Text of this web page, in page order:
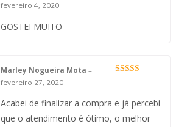
fevereiro 4, 2020
GOSTEI MUITO
Marley Nogueira Mota –
fevereiro 27, 2020
Acabei de finalizar a compra e já percebí
que o atendimento é ótimo, o melhor